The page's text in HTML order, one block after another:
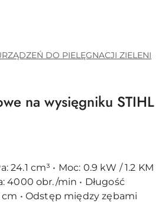
DO PIELĘGNACJI ZIELENI
na wysięgniku STIHL
24.1 cm³ • Moc: 0.9 kW / 1.2 KM
4000 obr./min • Długość
• Odstęp między zębami